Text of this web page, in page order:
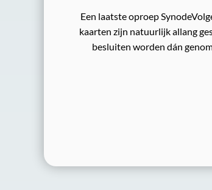
Een laatste oproep
kaarten zijn natuurlijk allang
besluiten worden dán